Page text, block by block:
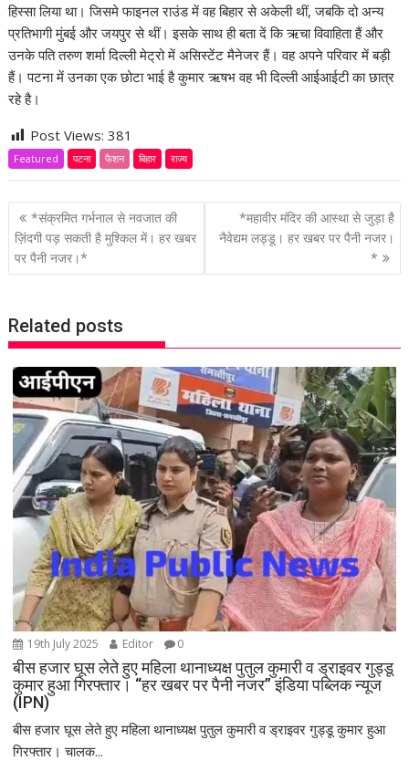
हिस्सा लिया था। जिसमे फाइनल राउंड में वह बिहार से अकेली थीं, जबकि दो अन्य
प्रतिभागी मुंबई और जयपुर से थीं। इसके साथ ही बता दें कि ऋचा विवाहिता हैं और
उनके पति तरुण शर्मा दिल्ली मेट्रो में असिस्टेंट मैनेजर हैं। वह अपने परिवार में बड़ी
हैं। पटना में उनका एक छोटा भाई है कुमार ऋषभ वह भी दिल्ली आईआईटी का छात्र
रहे है।
Post Views:381
Featured पटना फैशन बिहार राज्य
P
o
s
n
a
v
g
a
t
i
o
n
*संक्रमित गर्भनाल से नवजात की
ज़िंदगी पड़ सकती है मुश्किल में। हर खबर
पर पैनी नजर।*
*महावीर मंदिर की आस्था से जुड़ा है
नैवेद्यम लड्डू। हर खबर पर पैनी नजर।
*
Related posts
19th July 2025 Editor 0
बीस हजार घूस लेते हुए महिला थानाध्यक्ष पुतुल कुमारी व ड्राइवर गुड्डू
कुमार हुआ गिरफ्तार। “हर खबर पर पैनी नजर” इंडिया पब्लिक न्यूज
(IPN)
बीस हजार घूस लेते हुए महिला थानाध्यक्ष पुतुल कुमारी व ड्राइवर गुड्डू कुमार हुआ
गिरफ्तार। चालक...